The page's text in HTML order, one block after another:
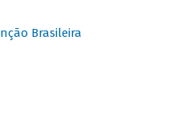
Brasileira